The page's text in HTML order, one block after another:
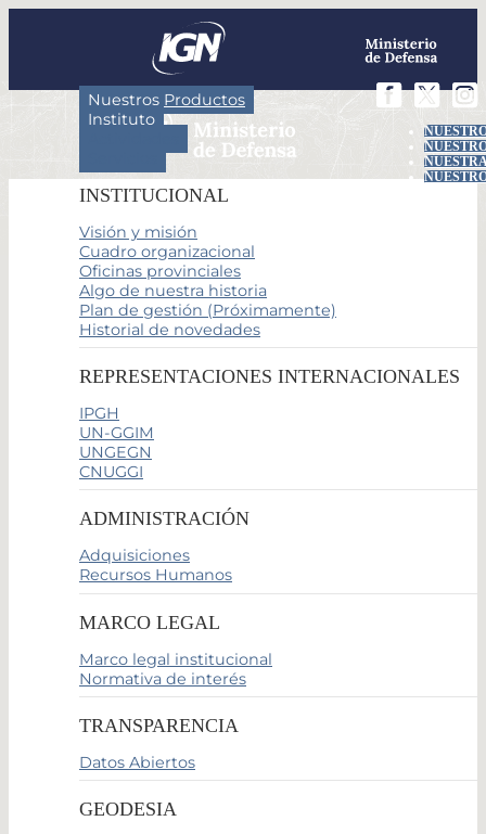
Nuestros Productos
Instituto
INSTITUCIONAL
Visión y misión
Cuadro organizacional
Oficinas provinciales
Algo de nuestra historia
Plan de gestión (Próximamente)
Historial de novedades
REPRESENTACIONES INTERNACIONALES
IPGH
UN-GGIM
UNGEGN
CNUGGI
ADMINISTRACIÓN
Adquisiciones
Recursos Humanos
MARCO LEGAL
Marco legal institucional
Normativa de interés
TRANSPARENCIA
Datos Abiertos
GEODESIA